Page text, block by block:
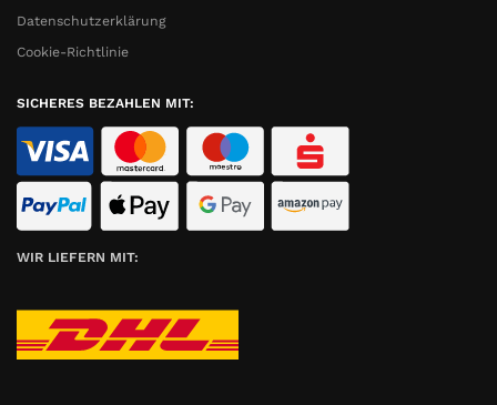
Datenschutzerklärung
Cookie-Richtlinie
SICHERES BEZAHLEN MIT:
WIR LIEFERN MIT: